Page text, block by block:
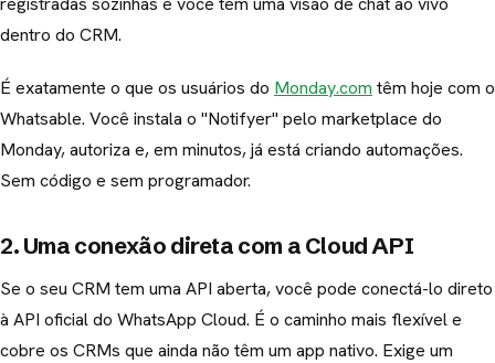
dentro do CRM.
É exatamente o que os usuários do Monday.com têm hoje com o
Whatsable. Você instala o "Notifyer" pelo marketplace do
Monday, autoriza e, em minutos, já está criando automações.
Sem código e sem programador.
2. Uma conexão direta com a Cloud API
Se o seu CRM tem uma API aberta, você pode conectá-lo direto
à API oficial do WhatsApp Cloud. É o caminho mais flexível e
cobre os CRMs que ainda não têm um app nativo. Exige um